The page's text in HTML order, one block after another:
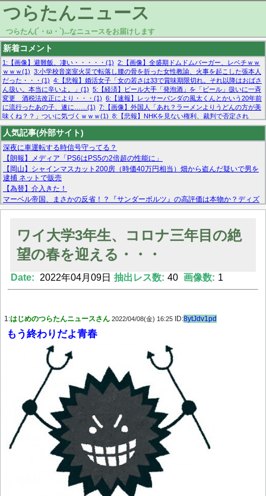
つらたんニュース
つらたん(´・ω・`)...なニュースをお届けします
新着コメント
1:【画像】避難飯、凄い・・・・・(1) 2:【画像】全盛期ドムドムバーガー、レベチｗｗ
ｗｗｗ(1) 3:小学校音楽室火災で転落し腰の骨を折った女性教諭、火事を起こした張本人
だった・・・(1) 4:【悲報】婚活女子「女の若さは33で賞味期限切れ。それ以降はおばさ
ん扱い。本当に辛いよ。」(1) 5:【経済】ビール大手「発泡酒」を「ビール」扱いに一斉
変更 酒税法改正により・・・(1) 6:【速報】レッサーパンダの風太くんとかいう20年前
に流行ったあの子、遂に……(1) 7:【画像】外国人「あれ？ラーメンよりうどんの方が美
味くね？？」ついに気づくｗｗｗ(1) 8:【悲報】NHKを見ない権利、裁判で否定され
る・・・(1) 9:欧州委員長「原発縮小は間違いでした」(1) 10:【悲報】日本企業の人手不
足、限界突破 52%「正社員も足りてません…」(1)
人気記事(外部サイト)
深夜に車運転する時信号守ってる？
【朗報】メディア「PS6はPS5の2倍超の性能に」
【岡山】シャインマスカット200房（時価40万円相当）畑から盗んだ疑いで男を
逮捕 ネットで販売
【為替】介入きた！
マーベル帝国、まさかの反省！？『サンダーボルツ』の高評価は本物か？ディズ
ニーCEOの「量より質」宣言の裏で渦巻くファンの本音とMCUの未来を徹底考
【モー娘。石田亜佑美】ファーストテイク出演も新規獲得ならず？北川莉央が1
【画像あり】FacebookとかTwitterで拾ったエロ画像貼ってくよ
ワイ大学3年生、コロナ三年目の絶
望の春を迎える・・・
Date: 2022年04月09日 抽出レス数: 40 画像数: 1
1:はじめのつらたんニュースさん 2022/04/08(金) 16:25 ID:8ytJdv1pd
もう終わりだよ青春